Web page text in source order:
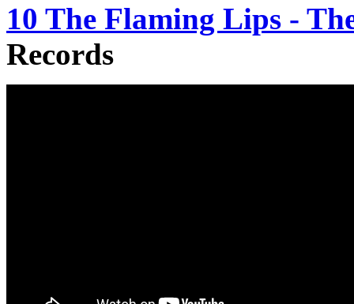
10 The Flaming Lips -
Records